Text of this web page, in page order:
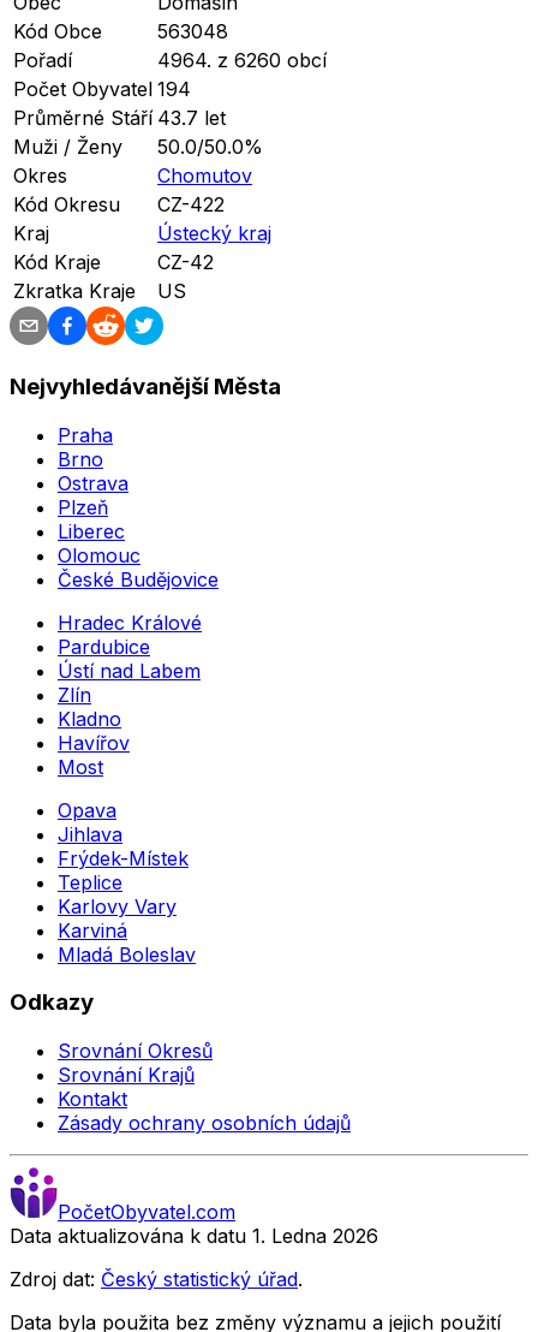
Kód Obce
563048
Pořadí
4964. z 6260 obcí
Počet Obyvatel 194
Průměrné Stáří 43.7 let
Muži / Ženy
50.0/50.0%
Okres
Chomutov
Kód Okresu
CZ-422
Kraj
Ústecký kraj
Kód Kraje
CZ-42
Zkratka Kraje
US
Nejvyhledávanější Města
Praha
Brno
Ostrava
Plzeň
Liberec
Olomouc
České Budějovice
Hradec Králové
Pardubice
Ústí nad Labem
Zlín
Kladno
Havířov
Most
Opava
Jihlava
Frýdek-Místek
Teplice
Karlovy Vary
Karviná
Mladá Boleslav
Odkazy
Srovnání Okresů
Srovnání Krajů
Kontakt
Zásady ochrany osobních údajů
PočetObyvatel.com
Data aktualizována k datu 1. Ledna 2026
Zdroj dat: Český statistický úřad.
Data byla použita bez změny významu a jejich použití